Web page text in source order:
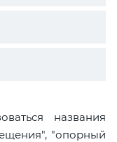
названия
"опорный